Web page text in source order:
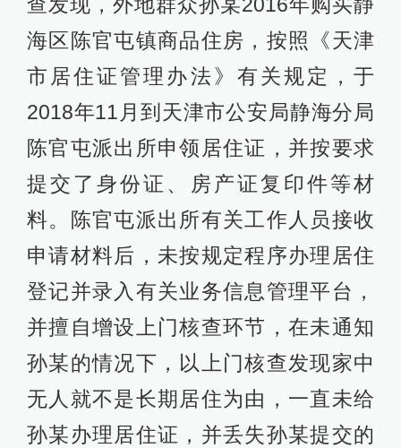
海区陈官屯镇商品住房，按照《天津
市居住证管理办法》有关规定，于
2018年11月到天津市公安局静海分局
陈官屯派出所申领居住证，并按要求
提交了身份证、房产证复印件等材
料。陈官屯派出所有关工作人员接收
申请材料后，未按规定程序办理居住
登记并录入有关业务信息管理平台，
并擅自增设上门核查环节，在未通知
孙某的情况下，以上门核查发现家中
无人就不是长期居住为由，一直未给
孙某办理居住证，并丢失孙某提交的